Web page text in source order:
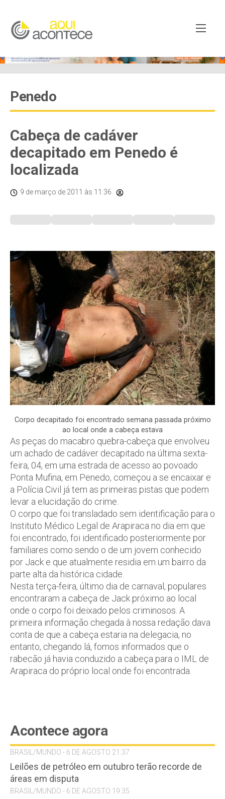
Penedo
Cabeça de cadáver
decapitado em Penedo é
localizada
9 de março de 2011 às 11:36
Corpo decapitado foi encontrado semana passada próximo
ao local onde a cabeça estava
As peças do macabro quebra-cabeça que envolveu
um achado de cadáver decapitado na última sexta-
feira, 04, em uma estrada de acesso ao povoado
Ponta Mufina, em Penedo, começou a se encaixar e
a Polícia Civil já tem as primeiras pistas que podem
levar a elucidação do crime.
O corpo que foi transladado sem identificação para o
Instituto Médico Legal de Arapiraca no dia em que
foi encontrado, foi identificado posteriormente por
familiares como sendo o de um jovem conhecido
por Jack e que atualmente residia em um bairro da
parte alta da histórica cidade.
Nesta terça-feira, último dia de carnaval, populares
encontraram a cabeça de Jack próximo ao local
onde o corpo foi deixado pelos criminosos. A
primeira informação chegada à nossa redação dava
conta de que a cabeça estaria na delegacia, no
entanto, chegando lá, fomos informados que o
rabecão já havia conduzido a cabeça para o IML de
Arapiraca do próprio local onde foi encontrada.
Acontece agora
BRASIL/MUNDO - 6 DE AGOSTO 21:37
Leilões de petróleo em outubro terão recorde de
áreas em disputa
BRASIL/MUNDO - 6 DE AGOSTO 19:35